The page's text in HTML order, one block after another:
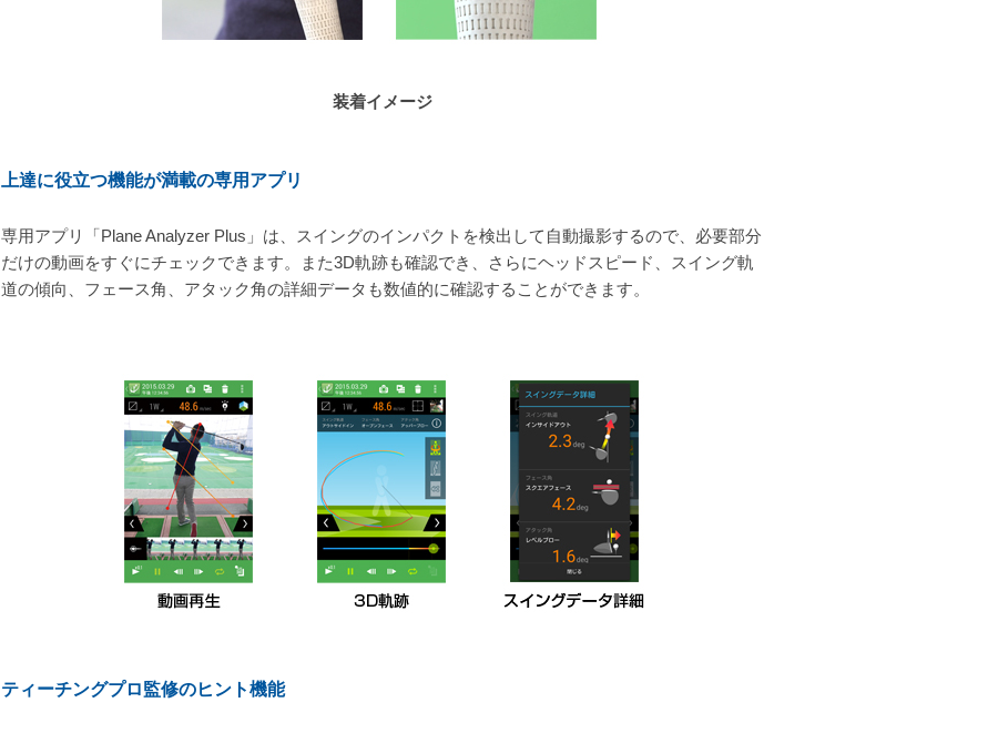
装着イメージ
上達に役立つ機能が満載の専用アプリ
専用アプリ「Plane Analyzer Plus」は、スイングのインパクトを検出して自動撮影するので、必要部分
だけの動画をすぐにチェックできます。また3D軌跡も確認でき、さらにヘッドスピード、スイング軌
道の傾向、フェース角、アタック角の詳細データも数値的に確認することができます。
ティーチングプロ監修のヒント機能